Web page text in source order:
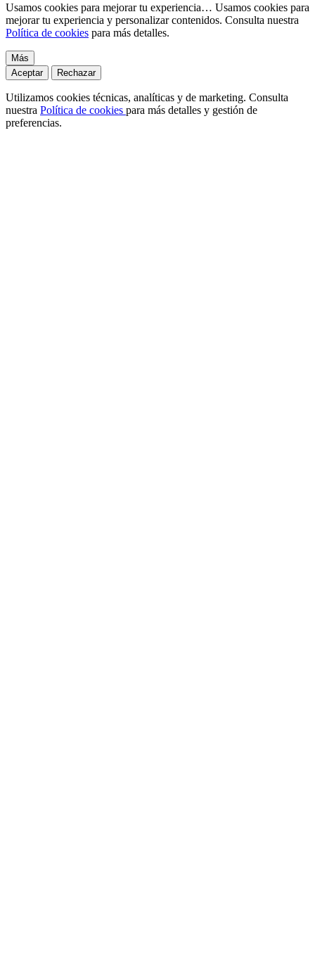
Usamos cookies para mejorar tu experiencia… Usamos cookies para
mejorar tu experiencia y personalizar contenidos. Consulta nuestra
Política de cookies para más detalles.
Más
Aceptar
Rechazar
Utilizamos cookies técnicas, analíticas y de marketing. Consulta
nuestra Política de cookies para más detalles y gestión de
preferencias.